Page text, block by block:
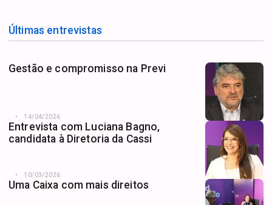
Últimas entrevistas
Gestão e compromisso na Previ
14/04/2026
Entrevista com Luciana Bagno,
candidata à Diretoria da Cassi
10/03/2026
Uma Caixa com mais direitos